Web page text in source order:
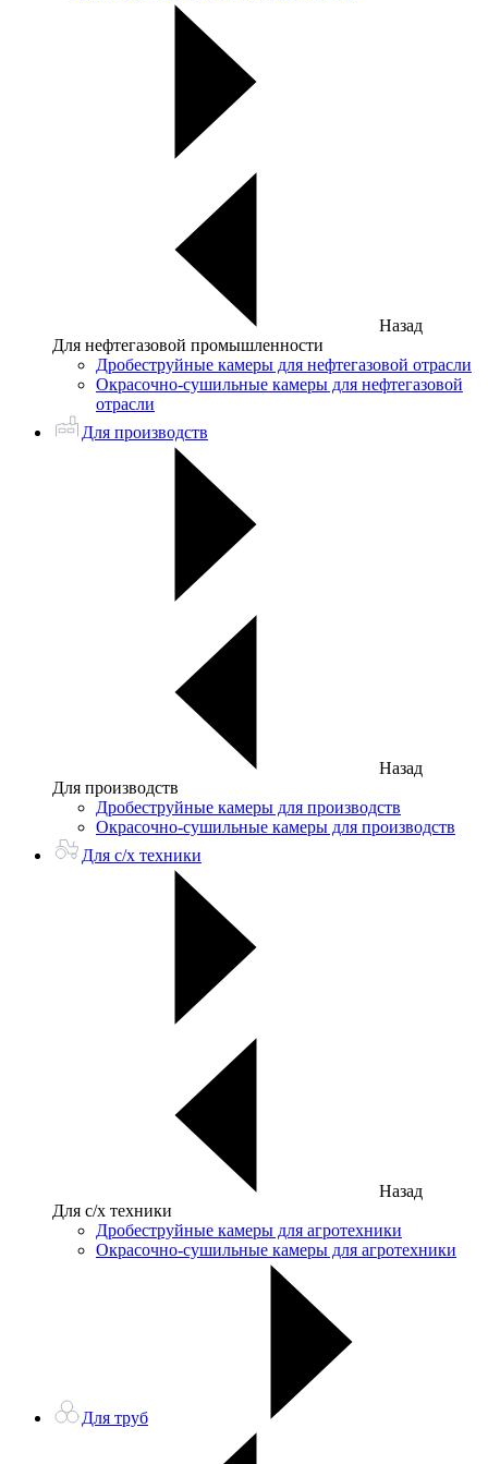
Назад
Для нефтегазовой промышленности
Дробеструйные камеры для нефтегазовой отрасли
Окрасочно-сушильные камеры для нефтегазовой
отрасли
Для производств
Назад
Для производств
Дробеструйные камеры для производств
Окрасочно-сушильные камеры для производств
Для с/х техники
Назад
Для с/х техники
Дробеструйные камеры для агротехники
Окрасочно-сушильные камеры для агротехники
Для труб